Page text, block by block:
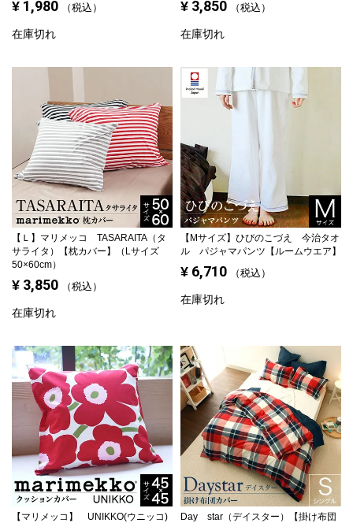
¥ 1,980 税込
在庫切れ
¥ 3,850 税込
在庫切れ
【Ｌ】 マリメッコ TASARAITA（タ
サライタ）【枕カバー】（Lサイズ
50×60cm）
¥ 3,850 税込
在庫切れ
【Mサイズ】 ひびのこづえ 今治タオ
ル パジャマパンツ【ルームウエア】
¥ 6,710 税込
在庫切れ
【マリメッコ】 UNIKKO(ウニッコ)
Day star（デイスター）【掛け布団